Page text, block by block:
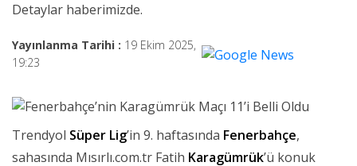
Detaylar haberimizde.
Yayınlanma Tarihi : 19 Ekim 2025,
19:23
Trendyol Süper Lig’in 9. haftasında Fenerbahçe,
sahasında Mısırlı.com.tr Fatih Karagümrük’ü konuk